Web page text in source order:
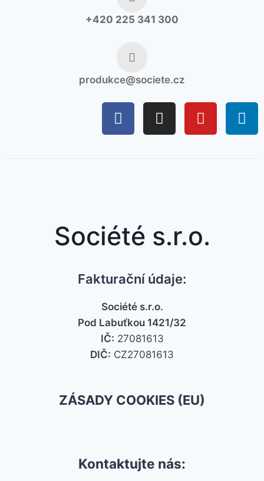
+420 225 341 300
produkce@societe.cz
Société s.r.o.
Fakturační údaje:
Société s.r.o.
Pod Labuťkou 1421/32
IČ: 27081613
DIČ: CZ27081613
ZÁSADY COOKIES (EU)
Kontaktujte nás: